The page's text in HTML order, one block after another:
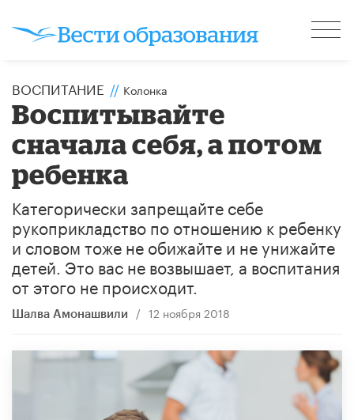
ВОСПИТАНИЕ // Колонка
Воспитывайте
сначала себя, а потом
ребенка
Категорически запрещайте себе
рукоприкладство по отношению к ребенку
и словом тоже не обижайте и не унижайте
детей. Это вас не возвышает, а воспитания
от этого не происходит.
Шалва Амонашвили / 12 ноября 2018